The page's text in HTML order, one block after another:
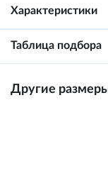
Характеристики
Таблица подбора
Другие